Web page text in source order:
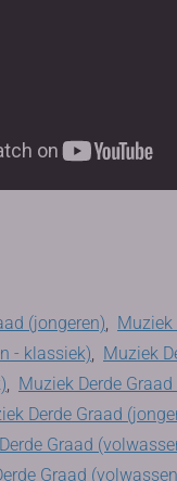
(jongeren), Muziek
- klassiek), Muziek
, Muziek Derde
Derde Graad
Graad
Graad